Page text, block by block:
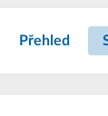
Přehled